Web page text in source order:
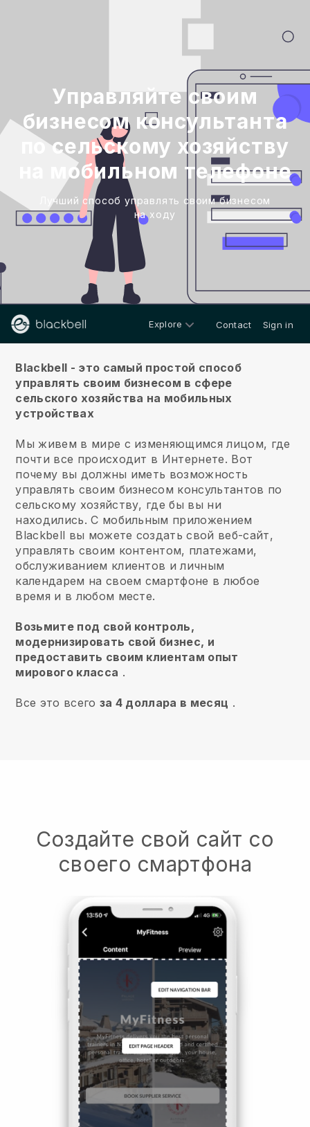
Управляйте своим
бизнесом консультанта
по сельскому хозяйству
на мобильном телефоне
Лучший способ управлять своим бизнесом
на ходу
Explore Contact Sign in
Blackbell - это самый простой способ
управлять своим бизнесом в сфере
сельского хозяйства на мобильных
устройствах
Мы живем в мире с изменяющимся лицом, где
почти все происходит в Интернете. Вот
почему вы должны иметь возможность
управлять своим бизнесом консультантов по
сельскому хозяйству, где бы вы ни
находились. С мобильным приложением
Blackbell вы можете создать свой веб-сайт,
управлять своим контентом, платежами,
обслуживанием клиентов и личным
календарем на своем смартфоне в любое
время и в любом месте.
Возьмите под свой контроль,
модернизировать свой бизнес, и
предоставить своим клиентам опыт
мирового класса .
Все это всего за 4 доллара в месяц .
Создайте свой сайт со
своего смартфона